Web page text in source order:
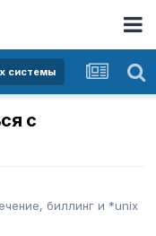
системы
с
биллинг и *unix